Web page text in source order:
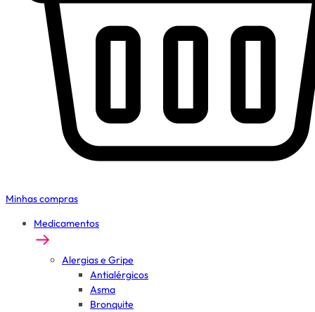
Minhas compras
Medicamentos
Alergias e Gripe
Antialérgicos
Asma
Bronquite